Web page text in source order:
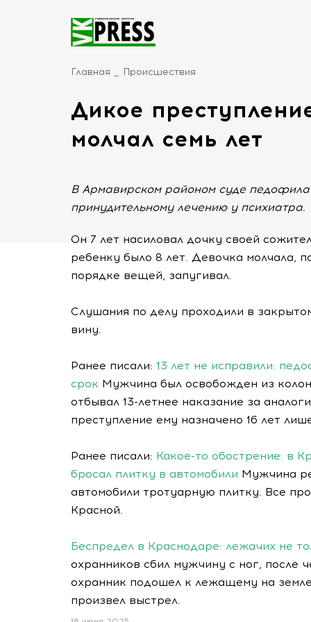
Главная Происшествия
Дикое
молчал семь лет
В Армавирском районом суде педофила
принудительному лечению у психиатра.
Он 7 лет насиловал дочку своей
ребенку было 8 лет. Девочка молчала,
порядке вещей, запугивал.
Слушания по делу проходили в
вину.
Ранее писали: 13 лет не исправили:
срок Мужчина был освобожден из
отбывал 13-летнее наказание за
преступление ему назначено 16 лет
Ранее писали: Какое-то обострение: в
бросал плитку в автомобили Мужчина
автомобили тротуарную плитку. Все
Красной.
Беспредел в Краснодаре: лежачих не
охранников сбил мужчину с ног, после
охранник подошел к лежащему на
произвел выстрел.